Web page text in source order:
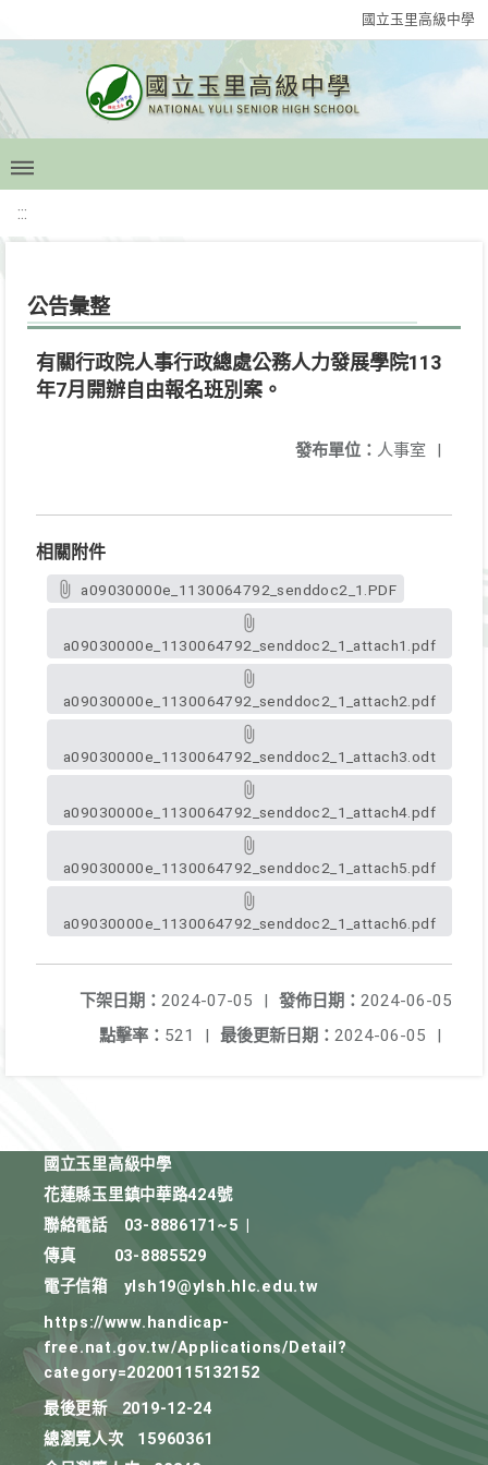
國立玉里高級中學
:::
公告彙整
有關行政院人事行政總處公務人力發展學院113
年7月開辦自由報名班別案。
發布單位： 人事室 |
相關附件
a09030000e_1130064792_senddoc2_1.PDF
a09030000e_1130064792_senddoc2_1_attach1.pdf
a09030000e_1130064792_senddoc2_1_attach2.pdf
a09030000e_1130064792_senddoc2_1_attach3.odt
a09030000e_1130064792_senddoc2_1_attach4.pdf
a09030000e_1130064792_senddoc2_1_attach5.pdf
a09030000e_1130064792_senddoc2_1_attach6.pdf
發佈日期： 2024-06-05
下架日期： 2024-07-05
|
最後更新日期： 2024-06-05 |
點擊率： 521 |
國立玉里高級中學
花蓮縣玉里鎮中華路424號
聯絡電話
03-8886171~5
傳真
03-8885529
電子信箱
ylsh19@ylsh.hlc.edu.tw
https://www.handicap-
free.nat.gov.tw/Applications/Detail?
category=20200115132152
最後更新
2019-12-24
總瀏覽人次
15960361